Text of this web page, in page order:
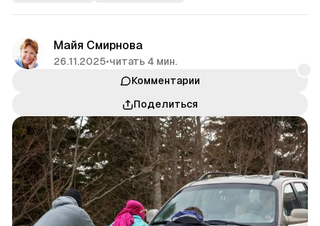
Майя Смирнова
26.11.2025•читать 4 мин.
Комментарии
Поделиться